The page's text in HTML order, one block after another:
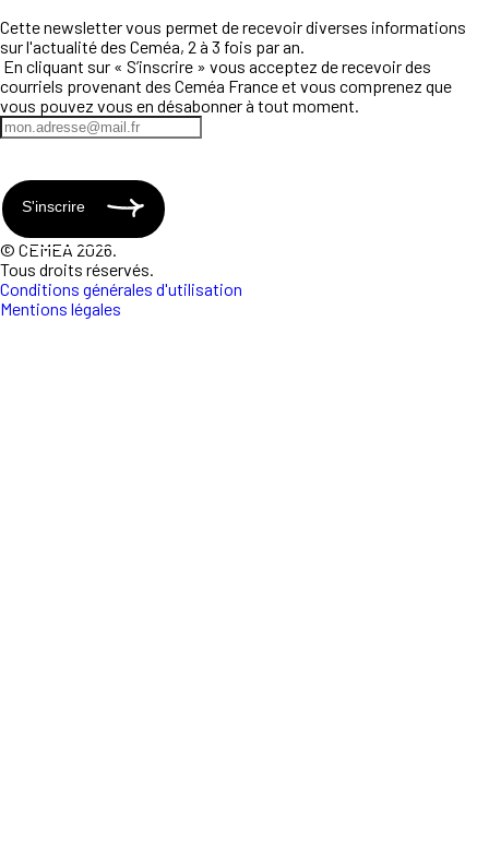
Cette newsletter vous permet de recevoir diverses informations
sur l'actualité des Ceméa, 2 à 3 fois par an.
En cliquant sur « S’inscrire » vous acceptez de recevoir des
courriels provenant des Ceméa France et vous comprenez que
vous pouvez vous en désabonner à tout moment.
S'inscrire
© CEMEA 2026.
Tous droits réservés.
Conditions générales d'utilisation
Mentions légales